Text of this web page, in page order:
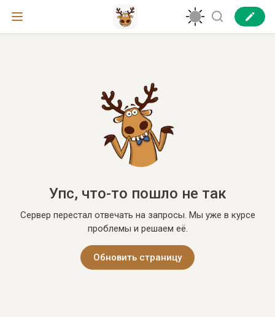
Упс, что-то пошло не так
Сервер перестал отвечать на запросы. Мы уже в курсе
проблемы и решаем её.
Обновить страницу